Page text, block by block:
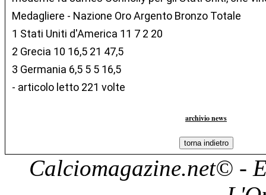
Medagliere - Nazione Oro Argento Bronzo Totale
1 Stati Uniti d'America 11 7 2 20
2 Grecia 10 16,5 21 47,5
3 Germania 6,5 5 5 16,5
- articolo letto 221 volte
archivio news
Calciomagazine.net© -